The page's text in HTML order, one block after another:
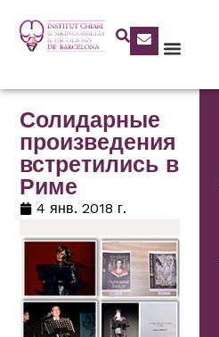
Солидарные
произведения
встретились в
Риме
4 янв. 2018 г.